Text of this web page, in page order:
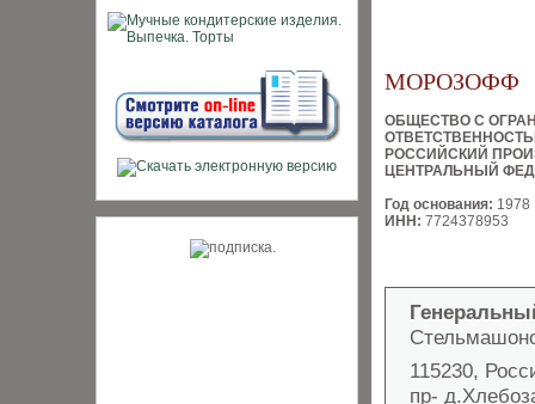
МОРОЗОФФ
ОБЩЕСТВО С
РОССИЙСКИЙ
ЦЕНТРАЛЬНЫЙ
Год основания: 1978
ИНН: 7724378953
115230,
пр-